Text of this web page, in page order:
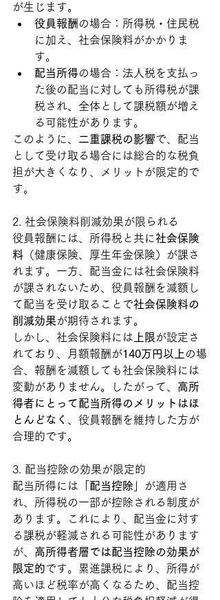
が生じます。
役員報酬 の場合：所得税・住民税
に加え、社会保険料がかかりま
す。
配当所得の場合：法人税を支払っ
た後の配当に対しても所得税が課
税され、全体として課税額が増え
る可能性があります。
このように、
二重課税の影響で、配当
として受け取る場合には総合的な税負
担が大きくなり、メリットが限定的で
す。
2. 社会保険料削減効果が限られる
役員報酬には、所得税と共に社会保険
料 （健康保険、厚生年金保険）が課さ
れます。一方、配当金には社会保険料
が課されないため、役員報酬を減額し
て配当を受け取ることで社会保険料の
削減効果が期待されます。
しかし、社会保険料には
上限が設定さ
れており、月額報酬が140万円以上 の場
合、報酬を減額しても社会保険料には
変動がありません。したがって、 高所
得者にとって配当所得のメリットはほ
とんどなく
、役員報酬を維持した方が
合理的です。
3. 配当控除の効果が限定的
配当所得には「 配当控除 」が適用さ
れ、所得税の一部が控除される制度が
あります。これにより、配当金に対す
る課税が軽減される可能性があります
が、 高所得者層では配当控除の効果が
限定的です。累進課税により、所得が
高いほど税率が高くなるため、配当控